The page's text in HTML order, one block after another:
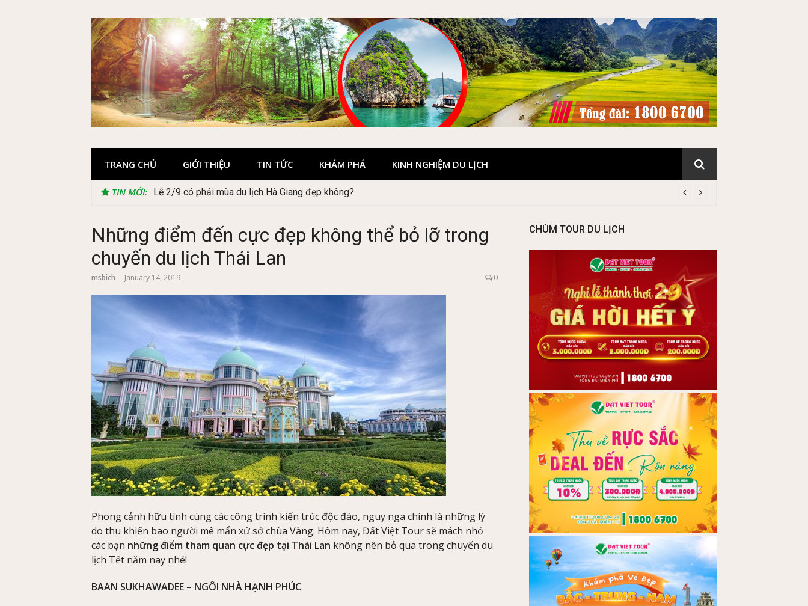
TRANG CHỦ GIỚI THIỆU TIN TỨC KHÁM PHÁ KINH NGHIỆM DU LỊCH
TIN MỚI: Lễ 2/9 có phải mùa du lịch Hà Giang đẹp không?
Cây Ráy khổng lồ tại vườn Quốc gia Cúc Phương
Những điểm đến cực đẹp không thể bỏ lỡ trong
chuyến du lịch Thái Lan
msbich January 14, 2019 0
Phong cảnh hữu tình cùng các công trình kiến trúc độc đáo, nguy nga chính là những lý
do thu khiến bao người mê mẩn xứ sở chùa Vàng. Hôm nay, Đất Việt Tour sẽ mách nhỏ
các bạn những điểm tham quan cực đẹp tại Thái Lan không nên bỏ qua trong chuyến du
lịch Tết năm nay nhé!
BAAN SUKHAWADEE – NGÔI NHÀ HẠNH PHÚC
CHÙM TOUR DU LỊCH